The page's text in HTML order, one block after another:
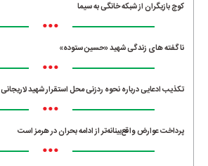
کوچ بازیگران از شبکه خانگی به سیما
•••
ناگفته های زندگی شهید «حسین ستوده»
•••
تکذیب ادعایی درباره نحوه ردزنی محل استقرار شهید لاریجانی
•••
پرداخت عوارض واقع‌بینانه‌تر از ادامه بحران در هرمز است
•••